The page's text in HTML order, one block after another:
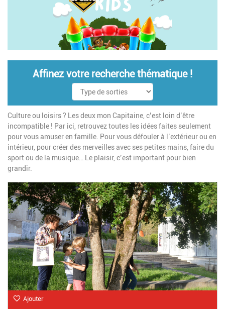
Affinez votre recherche thématique !
Culture ou loisirs ? Les deux mon Capitaine, c’est loin d’être
incompatible ! Par ici, retrouvez toutes les idées faites seulement
pour vous amuser en famille. Pour vous défouler à l’extérieur ou en
intérieur, pour créer des merveilles avec ses petites mains, faire du
sport ou de la musique… Le plaisir, c’est important pour bien
grandir.
Ajouter